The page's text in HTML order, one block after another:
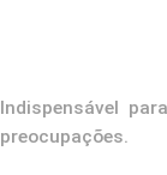
Indispensável
preocupações.